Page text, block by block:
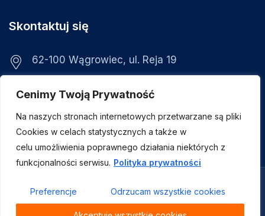
Cenimy Twoją Prywatność
Na naszych stronach internetowych przetwarzane są pliki
Cookies w celach statystycznych a także w
celu umożliwienia poprawnego działania niektórych z
funkcjonalności serwisu. Polityka prywatności
Preferencje Odrzucam wszystkie cookies
Skontaktuj się
62-100 Wągrowiec, ul. Reja 19
visix@visix.pl
+48 799 030 428
© Copyright 2024. Visix
Polityka prywatności